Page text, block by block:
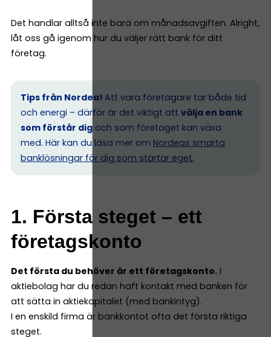
Det handlar alltså inte bara om månadsavgiften. Alright,
låt oss gå igenom hur du väljer rätt bank för ditt
företag.
Tips från Nordea! Att vara företagare tar både tid
och energi – därför är det viktigt att välja en bank
som förstår dig och som företaget kan växa
med. Här kan du läsa mer om Nordeas smarta
banklösningar för dig som startar eget.
1. Första steget – ett
företagskonto
Det första du behöver är ett företagskonto. I
aktiebolag har du redan haft kontakt med banken för
att sätta in aktiekapitalet (med bankintyg).
I en enskild firma är bankkontot ofta det första riktiga
steget.